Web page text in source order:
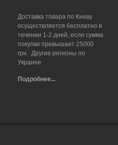
Доставка товара по Киеву
осуществляется бесплатно в
течении 1-2 дней, если сумма
покупки превышает 25000
грн. Другие регионы по
Украине
Подробнее...